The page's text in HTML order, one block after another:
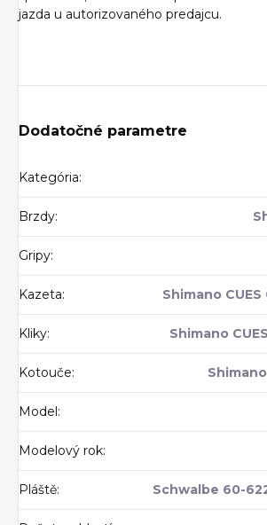
jazda u autorizovaného predajcu.
Dodatočné parametre
Kategória:
Brzdy:
Gripy:
Kazeta: Shimano CUES
Kliky: Shimano
Kotouče:
Model :
Modelový rok:
Pláště: Schwalbe 60-